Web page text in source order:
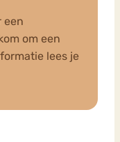
een
om een
lees je